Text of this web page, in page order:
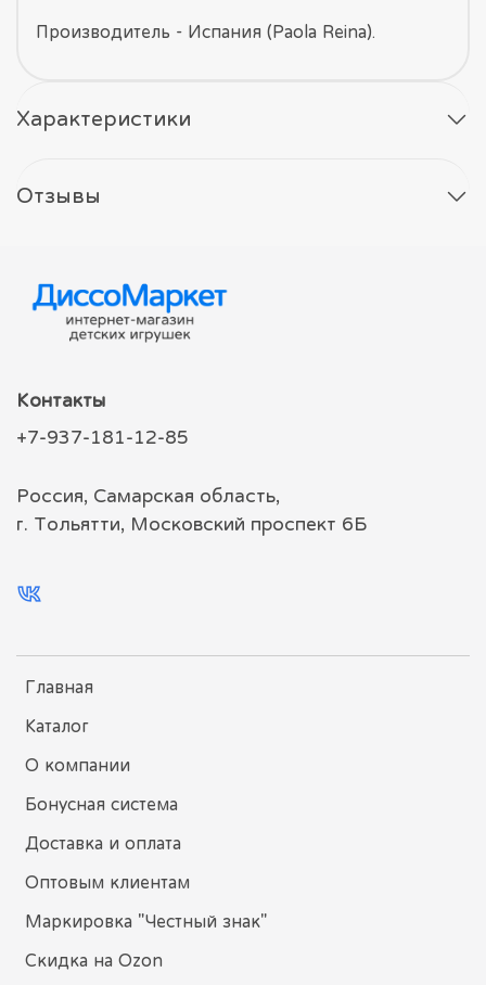
Производитель - Испания (Paola Reina).
Характеристики
Отзывы
Главная
Каталог
О компании
Бонусная система
Доставка и оплата
Оптовым клиентам
Маркировка "Честный знак"
Скидка на Ozon
Контакты
+7-937-181-12-85
Россия, Самарская область,
г. Тольятти, Московский проспект 6Б